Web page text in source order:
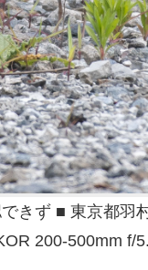
きず ■ 東京都羽
200-500mm f/